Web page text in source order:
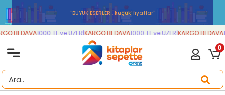
''BÜYÜK ESERLER , küçük fiyatlar''
BEDAVA1000 TL ve ÜZERİKARGO BEDAVA1000 TL ve ÜZERİKARGO BEDAVA
0